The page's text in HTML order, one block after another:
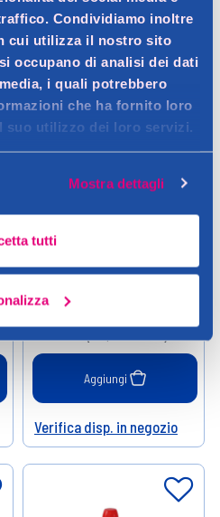
Condividiamo inoltre
cui utilizza il nostro sito
occupano di analisi dei dati
i quali potrebbero
che ha fornito loro
suo utilizzo dei loro servizi.
Mostra dettagli
tutti
Dixan
Dixan Discs Color 32 Pz
11,99 €
Aggiungi
Help
Verifica disp. in negozio